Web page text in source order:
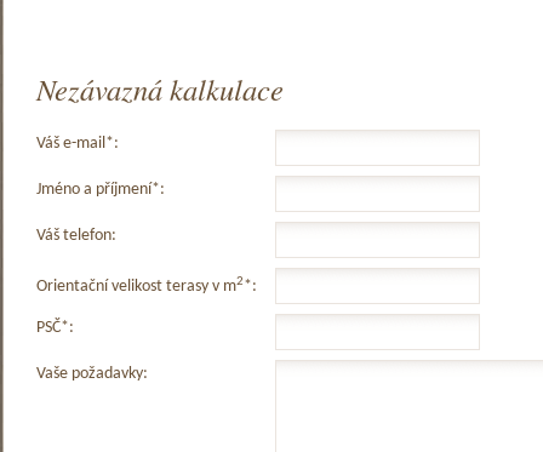
Nezávazná kalkulace
Váš e-mail*:
Jméno a příjmení*:
Váš telefon:
Orientační velikost terasy v m2*:
PSČ*:
Vaše požadavky: